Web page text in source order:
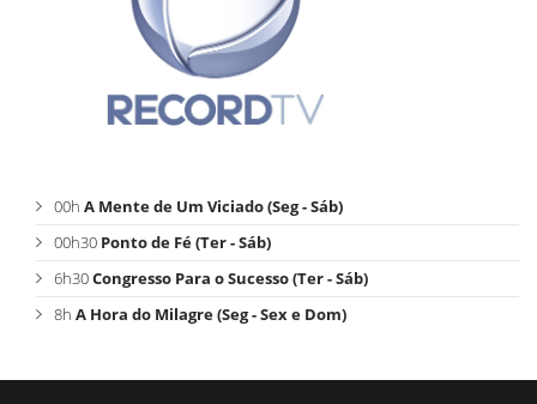
00h A Mente de Um Viciado (Seg - Sáb)
00h30 Ponto de Fé (Ter - Sáb)
6h30Congresso Para o Sucesso (Ter - Sáb)
8h A Hora do Milagre (Seg - Sex e Dom)